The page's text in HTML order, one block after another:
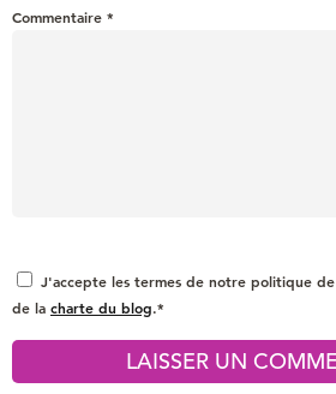
Commentaire *
J'accepte les termes de notre politique de
de la charte du blog.*